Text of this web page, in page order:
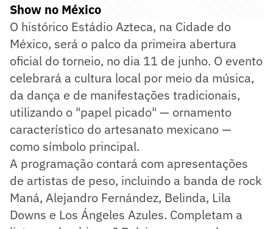
Show no México
O histórico Estádio Azteca, na Cidade do
México, será o palco da primeira abertura
oficial do torneio, no dia 11 de junho. O evento
celebrará a cultura local por meio da música,
da dança e de manifestações tradicionais,
utilizando o "papel picado" — ornamento
característico do artesanato mexicano —
como símbolo principal.
A programação contará com apresentações
de artistas de peso, incluindo a banda de rock
Maná, Alejandro Fernández, Belinda, Lila
Downs e Los Ángeles Azules. Completam a